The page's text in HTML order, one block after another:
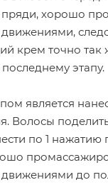
хорошо
крем точно так
этапу.
является
Волосы
по 1 нажатию
до